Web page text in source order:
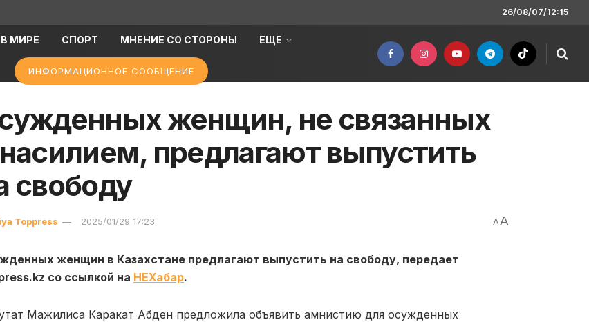
26/08/07/12:15
В МИРЕ СПОРТ МНЕНИЕ СО СТОРОНЫ ЕЩЕ
ИНФОРМАЦИОННОЕ СООБЩЕНИЕ
женщин, не связанных
предлагают выпустить
свободу
Toppress 2025/01/29 17:23 AA
женщин в Казахстане предлагают выпустить на свободу, передает
со ссылкой на НЕХабар.
Мажилиса Каракат Абден предложила объявить амнистию для осужденных